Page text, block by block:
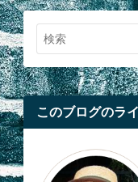
このブログのラ